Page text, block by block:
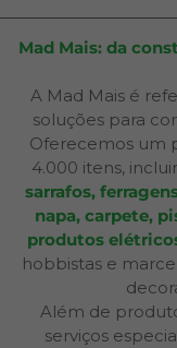
Mad Mais: da
A Mad Mais é
soluções para
Oferecemos um
4.000 itens,
sarrafos,
napa, carpete,
produtos
hobbistas e
Além de
serviços